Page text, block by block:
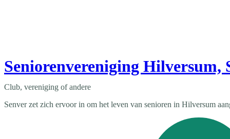
Seniorenvereniging Hilversum,
Club, vereniging of andere
Senver zet zich ervoor in om het leven van senioren in Hilversum